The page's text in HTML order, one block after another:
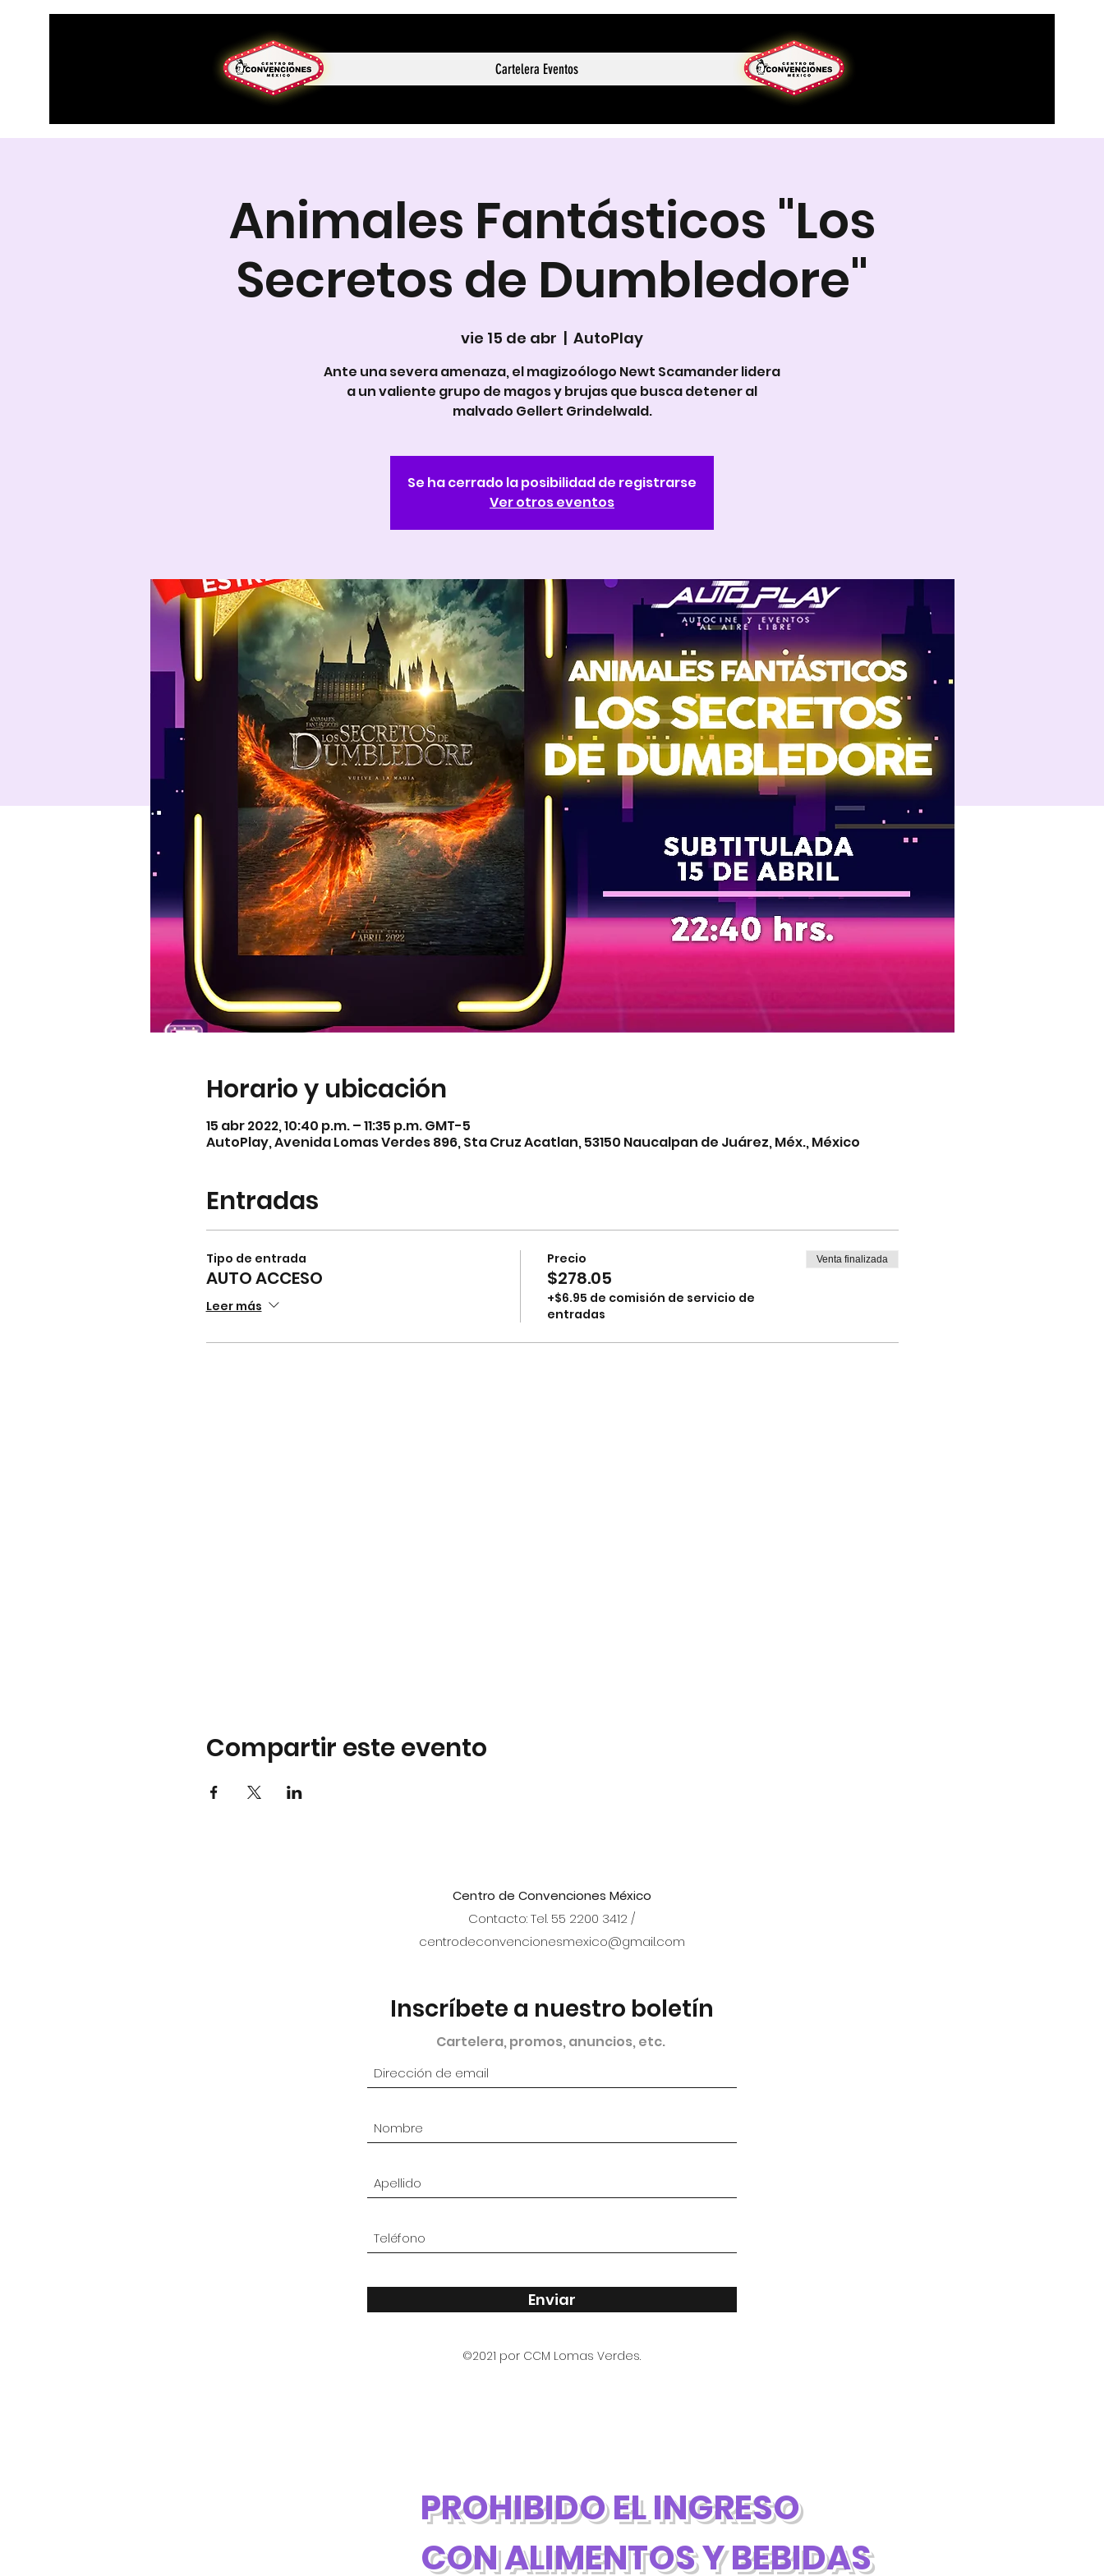
Cartelera Eventos
Animales Fantásticos "Los
Secretos de Dumbledore"
vie 15 de abr
  |
AutoPlay
Ante una severa amenaza, el magizoólogo Newt Scamander lidera
a un valiente grupo de magos y brujas que busca detener al
malvado Gellert Grindelwald.
Se ha cerrado la posibilidad de registrarse
Ver otros eventos
Horario y ubicación
15 abr 2022, 10:40 p.m. – 11:35 p.m. GMT-5
AutoPlay, Avenida Lomas Verdes 896, Sta Cruz Acatlan, 53150 Naucalpan de Juárez, Méx., México
Entradas
Tipo de entrada
AUTO ACCESO
Leer más
Precio
$278.05
+$6.95 de comisión de servicio de
entradas
Venta finalizada
Compartir este evento
Centro de Convenciones México
Contacto: Tel. 55 2200 3412 /
centrodeconvencionesmexico@gmail.com
Inscríbete a nuestro boletín
Cartelera, promos, anuncios, etc.
Enviar
©2021 por CCM Lomas Verdes.
PROHIBIDO EL INGRESO
CON ALIMENTOS Y BEBIDAS